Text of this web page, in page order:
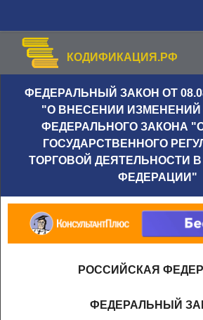
КОДИФИКАЦИЯ.РФ
ФЕДЕРАЛЬНЫЙ ЗАКОН ОТ
"О ВНЕСЕНИИ ИЗМЕНЕНИЙ
ФЕДЕРАЛЬНОГО ЗАКОНА
ГОСУДАРСТВЕННОГО
ТОРГОВОЙ ДЕЯТЕЛЬНОСТИ
ФЕДЕРАЦИИ"
РОССИЙСКАЯ
ФЕДЕРАЛЬНЫЙ